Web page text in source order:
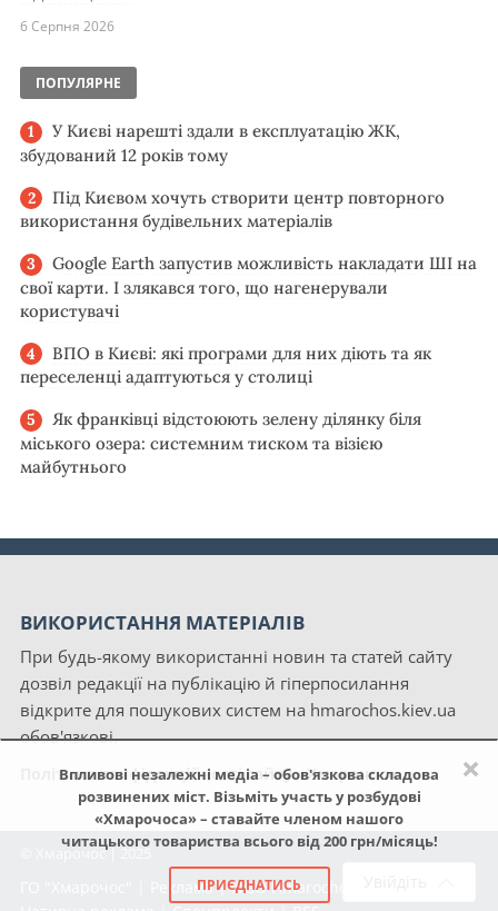
×
Впливові незалежні медіа – обов'язкова складова
розвинених міст. Візьміть участь у розбудові
«Хмарочоса» – ставайте членом нашого
читацького товариства всього від 200 грн/місяць!
ПРИЄДНАТИСЬ
6 Серпня 2026
ПОПУЛЯРНЕ
У Києві нарешті здали в експлуатацію ЖК,
збудований 12 років тому
Під Києвом хочуть створити центр повторного
використання будівельних матеріалів
Google Earth запустив можливість накладати ШІ на
свої карти. І злякався того, що нагенерували
користувачі
ВПО в Києві: які програми для них діють та як
переселенці адаптуються у столиці
Як франківці відстоюють зелену ділянку біля
міського озера: системним тиском та візією
майбутнього
ВИКОРИСТАННЯ МАТЕРІАЛІВ
При будь-якому використанні новин та статей сайту
дозвіл редакції на публікацію й гіперпосилання
відкрите для пошукових систем на hmarochos.kiev.ua
обов'язкові.
Політика конфіденційності сайту «Хмарочос»
© Хмарочос | 2025
Реклама|NGO Hmarochos